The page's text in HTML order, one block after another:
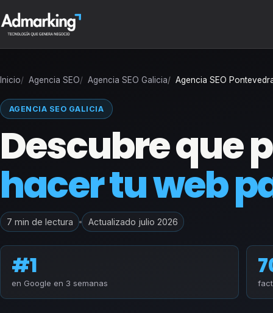
Inicio Agencia SEO Agencia SEO Galicia Agencia SEO
AGENCIA SEO GALICIA
Descubre que
hacer tu web
7 min de lectura Actualizado julio 2026
#1
en Google en 3 semanas